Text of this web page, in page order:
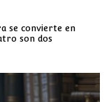
se convierte en
son dos